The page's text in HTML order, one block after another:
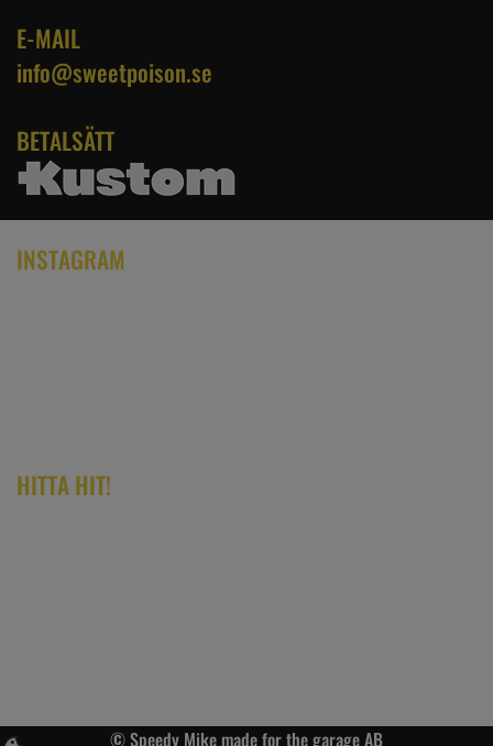
E-MAIL
info@sweetpoison.se
BETALSÄTT
INSTAGRAM
HITTA HIT!
© Speedy Mike made for the garage AB